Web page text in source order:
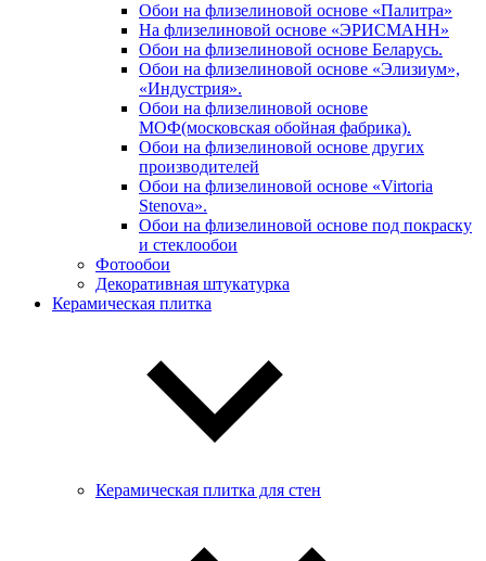
Обои на флизелиновой основе «Палитра»
На флизелиновой основе «ЭРИСМАНН»
Обои на флизелиновой основе Беларусь.
Обои на флизелиновой основе «Элизиум»,
«Индустрия».
Обои на флизелиновой основе
МОФ(московская обойная фабрика).
Обои на флизелиновой основе других
производителей
Обои на флизелиновой основе «Virtoria
Stenova».
Обои на флизелиновой основе под покраску
и стеклообои
Фотообои
Декоративная штукатурка
Керамическая плитка
Керамическая плитка для стен